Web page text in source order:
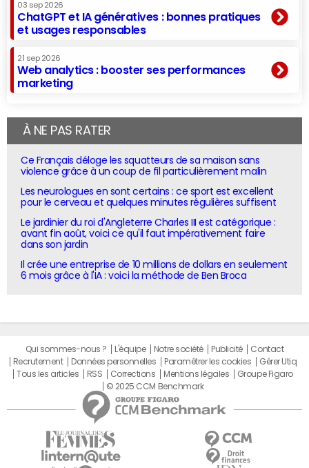
03 sep 2026
ChatGPT et IA génératives : bonnes pratiques
et usages responsables
21 sep 2026
Web analytics : booster ses performances
marketing
À NE PAS RATER
Ce Français déloge les squatteurs de sa maison sans
violence grâce à un coup de fil particulièrement malin
Les neurologues en sont certains : ce sport est excellent
pour le cerveau et quelques minutes régulières suffisent
Le jardinier du roi d'Angleterre Charles III est catégorique :
avant fin août, voici ce qu'il faut impérativement faire
dans son jardin
Il crée une entreprise de 10 millions de dollars en seulement
6 mois grâce à l'IA : voici la méthode de Ben Broca
Qui sommes-nous ? L'équipe Notre société Publicité
Contact
Recrutement
Données personnelles Paramétrer les cookies
Gérer Utiq
Tous les articles
RSS Corrections Mentions légales
Groupe Figaro
© 2025 CCM Benchmark